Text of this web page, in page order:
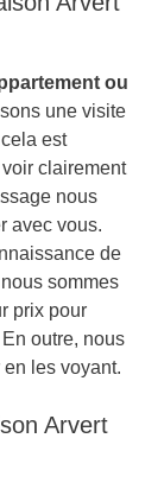
ou
une visite
est
clairement
nous
avec vous.
de
sommes
prix pour
outre, nous
les voyant.
Arvert